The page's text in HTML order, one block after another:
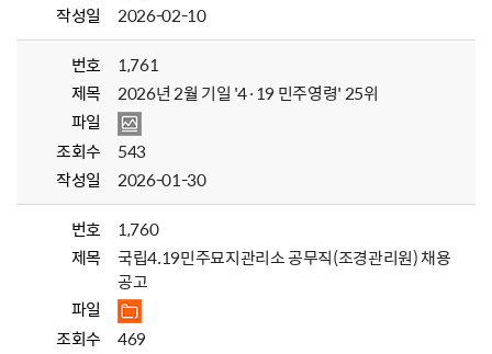
작성일
2026-02-10
번호
1,761
제목
2026년 2월 기일 '4·19 민주영령' 25위
파일
조회수
543
작성일
2026-01-30
번호
1,760
제목
국립4.19민주묘지관리소 공무직(조경관리원) 채용
공고
파일
조회수
469